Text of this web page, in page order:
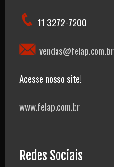
11 3272-7200
vendas@felap.com.br
Acesse nosso site!
www.felap.com.br
Redes Sociais